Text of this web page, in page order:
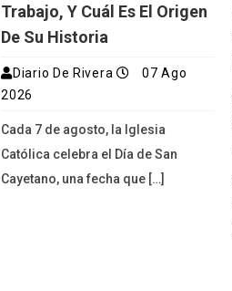
Trabajo, Y Cuál Es El Origen
De Su Historia
Diario De Rivera
07 Ago
2026
Cada 7 de agosto, la Iglesia
Católica celebra el Día de San
Cayetano, una fecha que […]